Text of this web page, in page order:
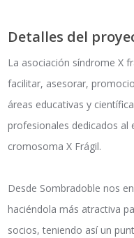
Detalles del
La asociación síndrome X
facilitar, asesorar,
áreas educativas y
profesionales dedicados al
cromosoma X Frágil.
Desde Sombradoble nos
haciéndola más atractiva
socios, teniendo así un